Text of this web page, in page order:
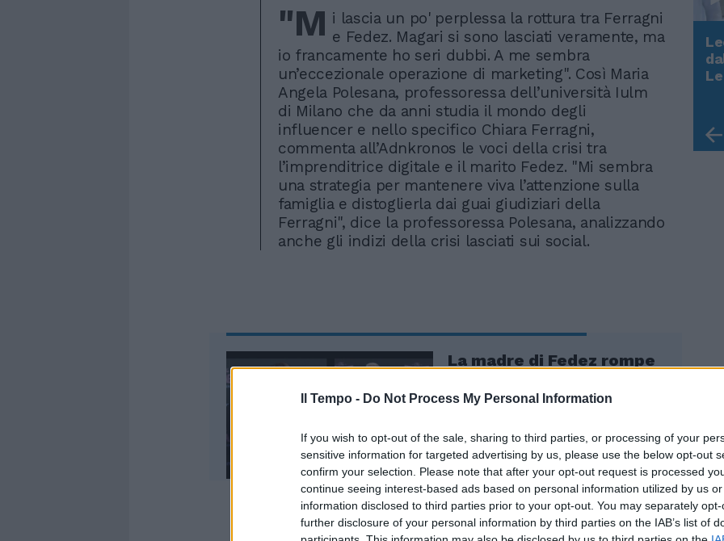
Il Tempo - Do Not Process My Personal Information
If you wish to opt-out of the sale, sharing to third parties, or processing of your
sensitive information for targeted advertising by us, please use the below opt-out
confirm your selection. Please note that after your opt-out request is processed
continue seeing interest-based ads based on personal information utilized by us
information disclosed to third parties prior to your opt-out. You may separately
further disclosure of your personal information by third parties on the IAB’s list of
"M i lascia un po' perplessa la rottura tra Ferragni
e Fedez. Magari si sono lasciati veramente, ma
io francamente ho seri dubbi. A me sembra
un’eccezionale operazione di marketing". Così Maria
Angela Polesana, professoressa dell’università Iulm
di Milano che da anni studia il mondo degli
influencer e nello specifico Chiara Ferragni,
commenta all’Adnkronos le voci della crisi tra
l’imprenditrice digitale e il marito Fedez. "Mi sembra
una strategia per mantenere viva l’attenzione sulla
famiglia e distoglierla dai guai giudiziari della
Ferragni", dice la professoressa Polesana, analizzando
anche gli indizi della crisi lasciati sui social.
La madre di Fedez rompe
le voci di rottura
Rudy Giuliani a Come States?
Trump, Meloni e la strategia
americana